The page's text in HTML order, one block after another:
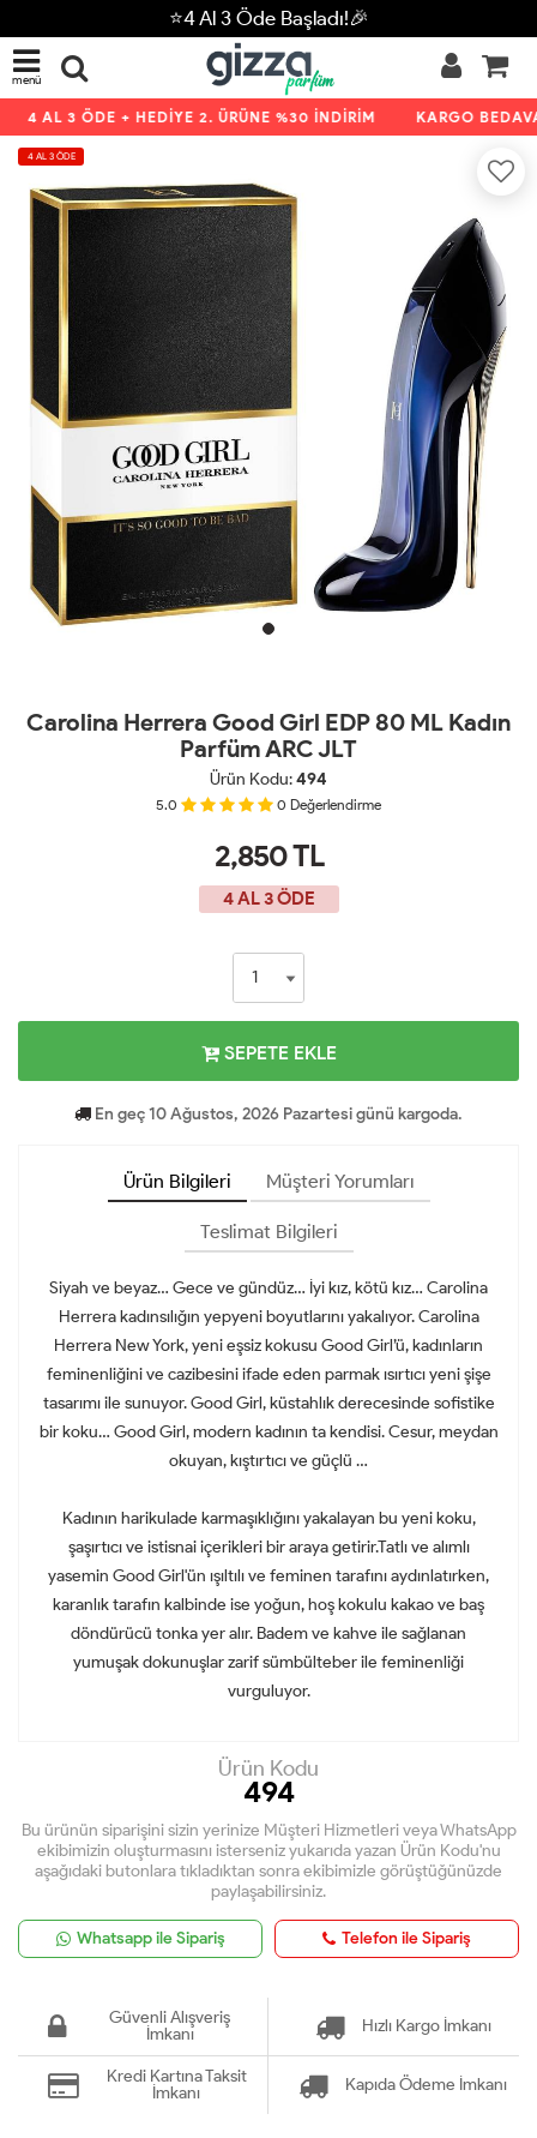
⭐4 Al 3 Öde Başladı!🎉
menü
4 AL 3 ÖDE + HEDİYE 2. ÜRÜNE %30 İNDİRİM KARGO
4 AL 3 ÖDE
Carolina Herrera Good Girl EDP 80 ML Kadın
Parfüm ARC JLT
Ürün Kodu:494
5.0 0 Değerlendirme
2,850TL
4 AL 3 ÖDE
SEPETE EKLE
En geç 10 Ağustos, 2026 Pazartesi günü kargoda.
Ürün Bilgileri Müşteri Yorumları
Teslimat Bilgileri
Siyah ve beyaz… Gece ve gündüz… İyi kız, kötü kız… Carolina
Herrera kadınsılığın yepyeni boyutlarını yakalıyor. Carolina
Herrera New York, yeni eşsiz kokusu Good Girl’ü, kadınların
feminenliğini ve cazibesini ifade eden parmak ısırtıcı yeni şişe
tasarımı ile sunuyor. Good Girl, küstahlık derecesinde sofistike
bir koku… Good Girl, modern kadının ta kendisi. Cesur, meydan
okuyan, kıştırtıcı ve güçlü …
Kadının harikulade karmaşıklığını yakalayan bu yeni koku,
şaşırtıcı ve istisnai içerikleri bir araya getirir.Tatlı ve alımlı
yasemin Good Girl'ün ışıltılı ve feminen tarafını aydınlatırken,
karanlık tarafın kalbinde ise yoğun, hoş kokulu kakao ve baş
döndürücü tonka yer alır. Badem ve kahve ile sağlanan
yumuşak dokunuşlar zarif sümbülteber ile feminenliği
vurguluyor.
Ürün Kodu
494
Bu ürünün siparişini sizin yerinize Müşteri Hizmetleri veya WhatsApp
ekibimizin oluşturmasını isterseniz yukarıda yazan Ürün Kodu'nu
aşağıdaki butonlara tıkladıktan sonra ekibimizle görüştüğünüzde
paylaşabilirsiniz.
Whatsapp ile Sipariş Telefon ile Sipariş
Güvenli Alışveriş
İmkanı
Hızlı Kargo İmkanı
Kredi Kartına Taksit
İmkanı
Kapıda Ödeme İmkanı